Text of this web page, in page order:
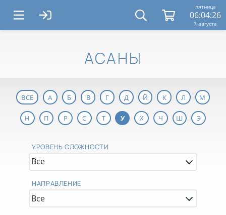
пятница
06:04:26
7 августа
АСАНЫ
ВСЕ А Б В Г Д Й К Л М
Н П Р С Т У Х Ч Ш Э
УРОВЕНЬ СЛОЖНОСТИ
НАПРАВЛЕНИЕ